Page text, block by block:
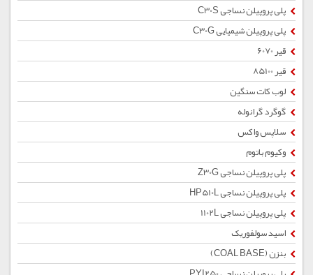
پلی پروپیلن نساجی C30S
پلی پروپیلن شیمیایی C30G
قیر 6070
قیر 85100
لوب کات سنگین
گوگرد گرانوله
سلاپس واکس
وکیوم باتوم
پلی پروپیلن نساجی Z30G
پلی پروپیلن نساجی HP510L
پلی پروپیلن نساجی 1102L
اسید سولفوریک
بنزن (COAL BASE)